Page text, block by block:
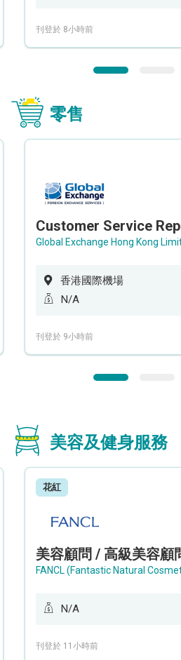
刊登於 8小時前
零售
Global Exchange Hong Kong
香港國際機場
N/A
刊登於 9小時前
美容及健身服務
花紅
FANCL (Fantastic Natural
N/A
刊登於 11小時前